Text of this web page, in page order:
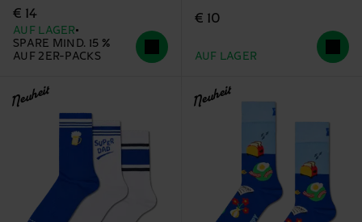
€ 14
AUF LAGER
SPARE MIND. 15 %
AUF 2ER-PACKS
€ 10
AUF LAGER
Neuheit Neuheit